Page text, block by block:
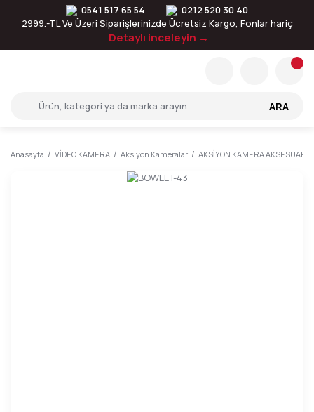
0541 517 65 54
0212 520 30 40
2999.-TL Ve Üzeri Siparişlerinizde Ücretsiz Kargo, Fonlar hariç
Detaylı inceleyin →
ARA
Anasayfa VİDEO KAMERA Aksiyon Kameralar AKSİYON KAMERA